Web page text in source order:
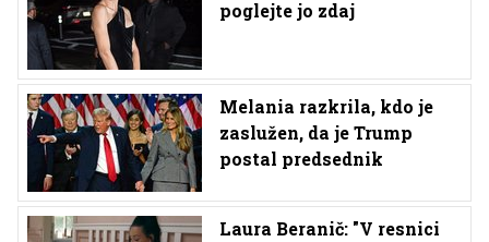
poglejte jo zdaj
Melania razkrila, kdo je
zaslužen, da je Trump
postal predsednik
Laura Beranič: "V resnici